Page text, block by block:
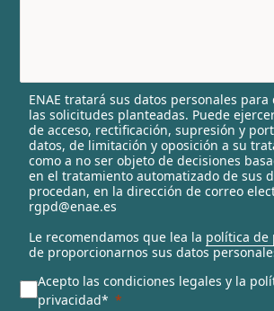
l
e
c
t
e
d
ENAE tratará sus datos personales
las solicitudes planteadas. Puede
de acceso, rectificación, supresión y
datos, de limitación y oposición a su
como a no ser objeto de decisiones
en el tratamiento automatizado de sus
procedan, en la dirección de correo
rgpd@enae.es
Le recomendamos que lea la política de
de proporcionarnos sus datos
Acepto las condiciones legales y la
privacidad*